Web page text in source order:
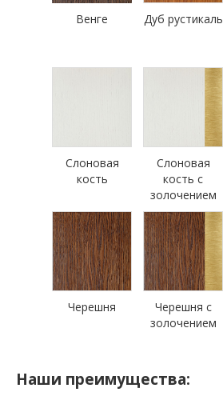
Венге Дуб рустикаль
Слоновая
кость
Слоновая
кость с
золочением
Черешня
Черешня с
золочением
Наши преимущества: